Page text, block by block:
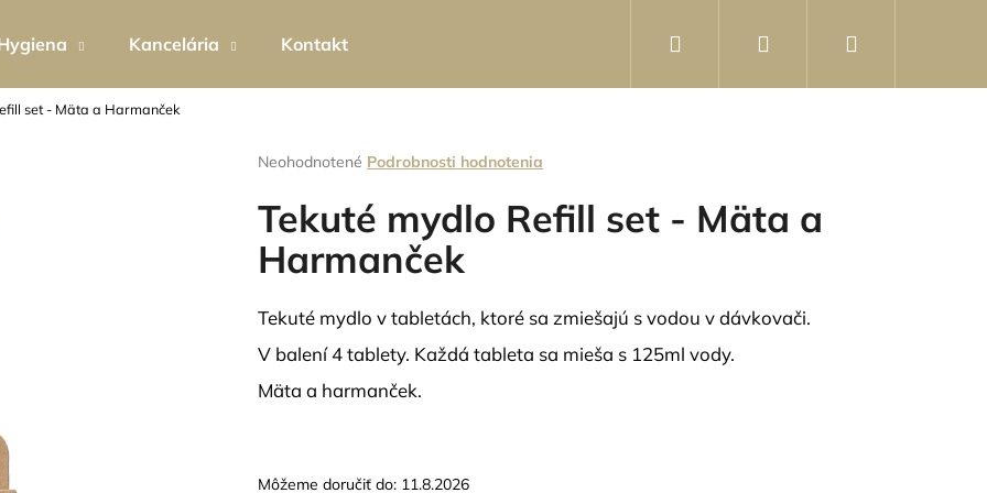
Kancelária Kontakt Prihlásenie
set - Mäta a Harmanček
Priemerné
produktu
0,0
hviezdičiek.
Neohodnotené Podrobnosti hodnotenia
Tekuté mydlo Refill set - Mäta a
Harmanček
Tekuté mydlo v tabletách, ktoré sa zmiešajú s vodou v dávkovači.
V balení 4 tablety. Každá tableta sa mieša s 125ml vody.
Mäta a harmanček.
Môžeme doručiť do: 11.8.2026
Čo potrebujete nájsť?
HĽADAŤ
EKO PERLÁTOR HIHIPPO HP1055
TEKUTÉ MYDLO V PRÁŠKU - SAUSE